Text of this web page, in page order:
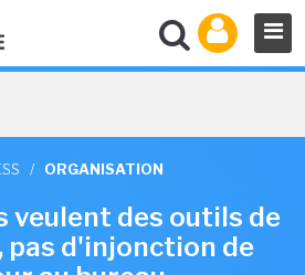
/ ORGANISATION
veulent des outils de
d'injonction de